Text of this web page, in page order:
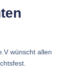
wünscht allen